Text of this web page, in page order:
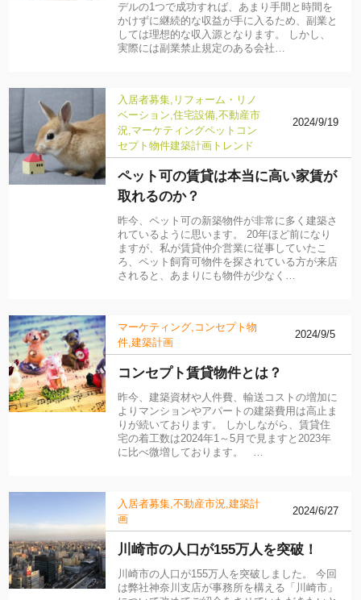
デルの1つで成功すれば、あまり手間と時間を
かけずに継続的な収益が手に入るため、副業と
しては理想的な収入源となります。 しかし、
実際には副業禁止規定のある会社…
入居者募集 リフォーム・リノ
ベーション 住宅設備 不動産市
況 マーケティングペット コン
セプト物件建築計画 トレンド
2024/9/19
ペット可の賃貸は本当に高い家賃が
取れるのか？
昨今、ペット可の新築物件が非常に多く建築さ
れているように思います。 20年ほど前になり
ますが、私が賃貸仲介営業に従事していたこ
ろ、ペット飼育可物件を探されている方が来店
されると、あまりにも物件が少なく…
マーケティング コンセプト物
件 建築計画
2024/9/5
コンセプト賃貸物件とは？
昨今、建築資材や人件費、輸送コストの増加に
よりマンションやアパートの建築費用は高止ま
りが続いております。 しかしながら、賃貸住
宅の着工数は2024年1～5月で見ますと2023年
に比べ微増しております。 …
入居者募集 不動産市況 建築計
画
2024/6/27
川崎市の人口が155万人を突破！
川崎市の人口が155万人を突破しました。 今回
は弊社神奈川支店が事務所を構える「川崎市」